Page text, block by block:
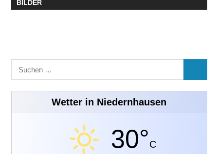
BILDER
Suchen
nach:
Wetter in Niedernhausen
30°C